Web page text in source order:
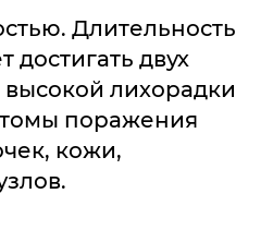
Длительность
двух
лихорадки
поражения
кожи,